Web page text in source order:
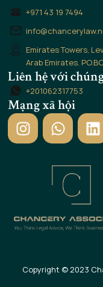
+971 43 19 7494
Emirates Towers,
Arab Emirates.
Liên hệ với
+201062317753
Mạng xã hội
I
n
s
r
a
W
h
a
t
s
a
p
p
L
i
n
i
n
Copyright © 2023